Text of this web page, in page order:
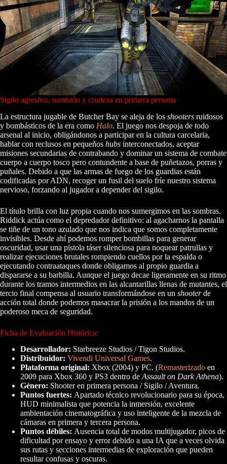
Sigilo agresivo, sumisión y crudeza en primera persona
La estructura jugable de Butcher Bay se aleja de los shooters ruidosos
y bombásticos de la era como Halo. El juego nos despoja de todo
arsenal al inicio, obligándonos a participar en la cultura carcelaria,
hablar con reclusos en pequeños hubs interconectados, aceptar
misiones secundarias de contrabando y dominar un sistema de combate
cuerpo a cuerpo tosco pero contundente a base de puñetazos, porras y
puñales. Debido a que las armas de fuego de los guardias están
codificadas por ADN, recoger un fusil del suelo fríe nuestro sistema
nervioso, forzando al jugador a depender del sigilo.
El título brilla con luz propia cuando nos sumergimos en las sombras.
Riddick actúa como el depredador definitivo: al agacharnos la pantalla
se tiñe de un tono azulado que nos indica que somos completamente
invisibles. Desde ahí podemos romper bombillas para generar
oscuridad, usar una pistola táser silenciosa para noquear patrullas y
realizar ejecuciones brutales rompiendo cuellos por la espalda o
ejecutando contraataques donde obligamos al propio guardia a
dispararse a su barbilla. Aunque el juego decae ligeramente en su ritmo
durante los tramos intermedios en las alcantarillas llenas de mutantes, el
tercio final compensa al usuario transformándose en un shooterde
acción total donde podemos masacrar la prisión a los mandos de un
poderoso meca de seguridad.
Ficha de Evaluación Histórica:
Desarrollador: Starbreeze Studios / Tigon Studios.
Distribuidor: Vivendi Universal Games.
Plataforma original: Xbox (2004) y PC. (Remasterizado en
2009 para Xbox 360 y PS3 dentro deAssault on Dark Athena).
Género: Shooter en primera persona / Sigilo / Aventura.
Puntos fuertes: Apartado técnico revolucionario para su época,
HUD minimalista que potencia la inmersión, excelente
ambientación cinematográfica y uso inteligente de la mezcla de
cámaras en primera y tercera persona.
Puntos débiles: Ausencia total de modos multijugador, picos de
dificultad por ensayo y error debido a una IA que a veces olvida
sus rutas y secciones intermedias de exploración que pueden
resultar confusas y oscuras.